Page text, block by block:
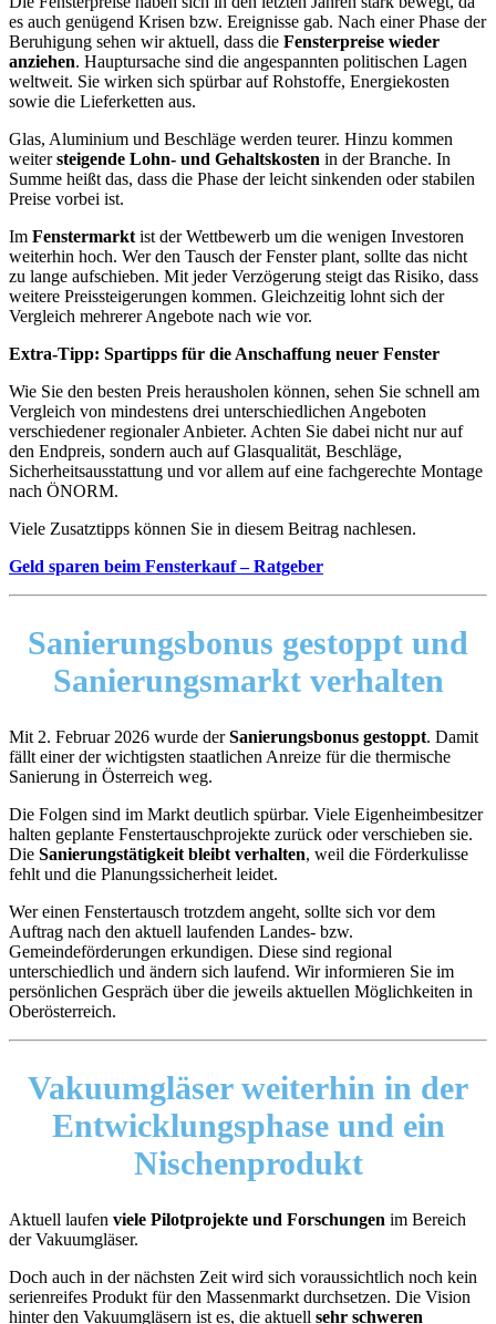
es auch genügend Krisen bzw. Ereignisse gab. Nach einer Phase der
Beruhigung sehen wir aktuell, dass die Fensterpreise wieder
anziehen. Hauptursache sind die angespannten politischen Lagen
weltweit. Sie wirken sich spürbar auf Rohstoffe, Energiekosten
sowie die Lieferketten aus.
Glas, Aluminium und Beschläge werden teurer. Hinzu kommen
weitersteigende Lohn- und Gehaltskosten in der Branche. In
Summe heißt das, dass die Phase der leicht sinkenden oder stabilen
Preise vorbei ist.
Im Fenstermarktist der Wettbewerb um die wenigen Investoren
weiterhin hoch. Wer den Tausch der Fenster plant, sollte das nicht
zu lange aufschieben. Mit jeder Verzögerung steigt das Risiko, dass
weitere Preissteigerungen kommen. Gleichzeitig lohnt sich der
Vergleich mehrerer Angebote nach wie vor.
Extra-Tipp: Spartipps für die Anschaffung neuer Fenster
Wie Sie den besten Preis herausholen können, sehen Sie schnell am
Vergleich von mindestens drei unterschiedlichen Angeboten
verschiedener regionaler Anbieter. Achten Sie dabei nicht nur auf
den Endpreis, sondern auch auf Glasqualität, Beschläge,
Sicherheitsausstattung und vor allem auf eine fachgerechte Montage
nach ÖNORM.
Viele Zusatztipps können Sie in diesem Beitrag nachlesen.
Geld sparen beim Fensterkauf – Ratgeber
Sanierungsbonus gestoppt und
Sanierungsmarkt verhalten
Mit 2. Februar 2026 wurde derSanierungsbonus gestoppt. Damit
fällt einer der wichtigsten staatlichen Anreize für die thermische
Sanierung in Österreich weg.
Die Folgen sind im Markt deutlich spürbar. Viele Eigenheimbesitzer
halten geplante Fenstertauschprojekte zurück oder verschieben sie.
Die Sanierungstätigkeit bleibt verhalten, weil die Förderkulisse
fehlt und die Planungssicherheit leidet.
Wer einen Fenstertausch trotzdem angeht, sollte sich vor dem
Auftrag nach den aktuell laufenden Landes- bzw.
Gemeindeförderungen erkundigen. Diese sind regional
unterschiedlich und ändern sich laufend. Wir informieren Sie im
persönlichen Gespräch über die jeweils aktuellen Möglichkeiten in
Oberösterreich.
Vakuumgläserweiterhin in der
Entwicklungsphase und ein
Nischenprodukt
Aktuell laufen viele Pilotprojekte und Forschungen im Bereich
der Vakuumgläser.
Doch auch in der nächsten Zeit wird sich voraussichtlich noch kein
serienreifes Produkt für den Massenmarkt durchsetzen. Die Vision
hinter den Vakuumgläsern ist es, die aktuell sehr schweren